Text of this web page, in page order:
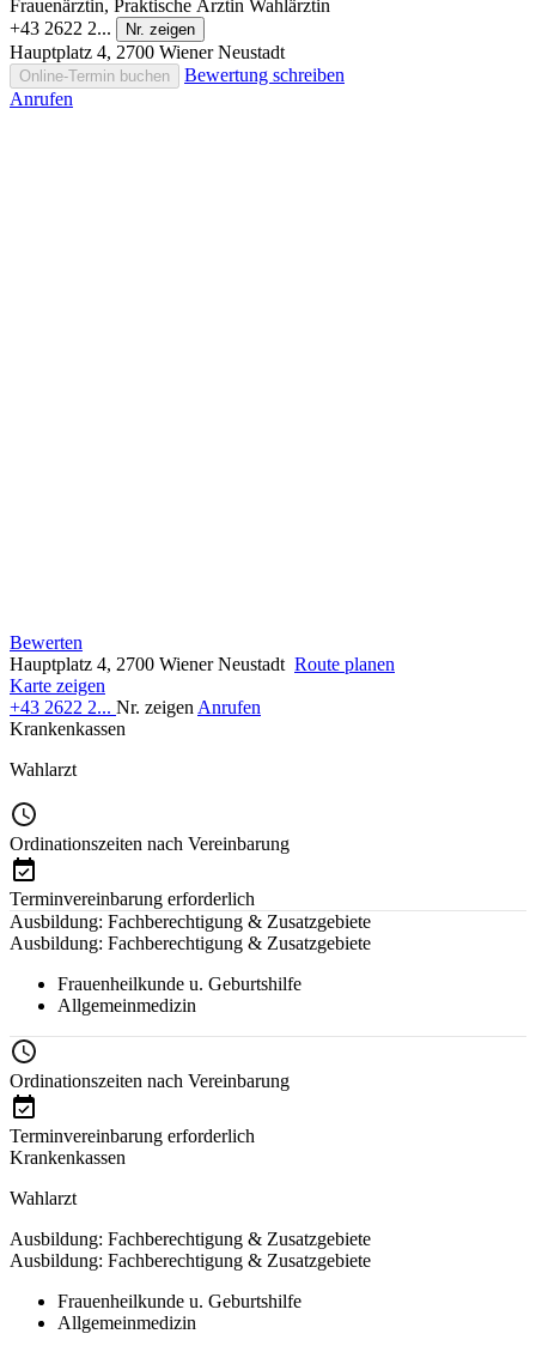
Frauenärztin, Praktische Ärztin Wahlärztin
+43 2622 2...
Nr. zeigen
Hauptplatz 4, 2700 Wiener Neustadt
Online-Termin buchen
Bewertung schreiben
Anrufen
Bewerten
Hauptplatz 4, 2700 Wiener Neustadt Route planen
Karte zeigen
+43 2622 2... Nr. zeigen Anrufen
Krankenkassen
Wahlarzt
Ordinationszeiten nach Vereinbarung
Terminvereinbarung erforderlich
Ausbildung: Fachberechtigung & Zusatzgebiete
Ausbildung: Fachberechtigung & Zusatzgebiete
Frauenheilkunde u. Geburtshilfe
Allgemeinmedizin
Ordinationszeiten nach Vereinbarung
Terminvereinbarung erforderlich
Krankenkassen
Wahlarzt
Ausbildung: Fachberechtigung & Zusatzgebiete
Ausbildung: Fachberechtigung & Zusatzgebiete
Frauenheilkunde u. Geburtshilfe
Allgemeinmedizin